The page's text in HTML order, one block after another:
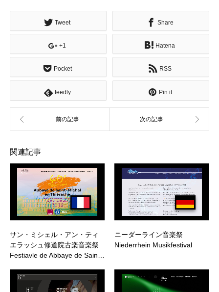
Tweet Share
+1 Hatena
Pocket RSS
feedly Pin it
関連記事
サン・ミシェル・アン・ティ
エラッシュ修道院古楽音楽祭
Festiavle de Abbaye de Sain…
ニーダーライン音楽祭
Niederrhein Musikfestival